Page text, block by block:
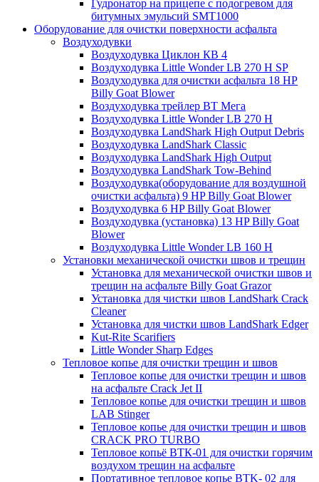
Гудронатор на прицепе с подогревом для
битумных эмульсий SMT1000
Оборудование для очистки поверхности асфальта
Воздуходувки
Воздуходувка Циклон КВ 4
Воздуходувка Little Wonder LB 270 H SP
Воздуходувка для очистки асфальта 18 HP
Billy Goat Blower
Воздуходувка трейлер ВТ Мега
Воздуходувка Little Wonder LB 270 H
Воздуходувка LandShark High Оutput Debris
Воздуходувка LandShark Classic
Воздуходувка LandShark High Output
Воздуходувка LandShark Tow-Behind
Воздуходувка(оборудование для воздушной
очистки асфальта) 9 HP Billy Goat Blower
Воздуходувка 6 HP Billy Goat Blower
Воздуходувка (установка) 13 HP Billy Goat
Blower
Воздуходувка Little Wonder LB 160 H
Установки механической очистки швов и трещин
Установка для механической очистки швов и
трещин на асфальте Billy Goat Grazor
Установка для чистки швов LandShark Crack
Cleaner
Установка для чистки швов LandShark Edger
Kut-Rite Scarifiers
Little Wonder Sharp Edges
Тепловое копье для очистки трещин и швов
Тепловое копье для очистки трещин и швов
на асфальте Crack Jet II
Тепловое копье для очистки трещин и швов
LAB Stinger
Тепловое копье для очистки трещин и швов
CRACK PRO TURBO
Тепловое копьё ВТК-01 для очистки горячим
воздухом трещин на асфальте
Портативное тепловое копье BTK- 02 для